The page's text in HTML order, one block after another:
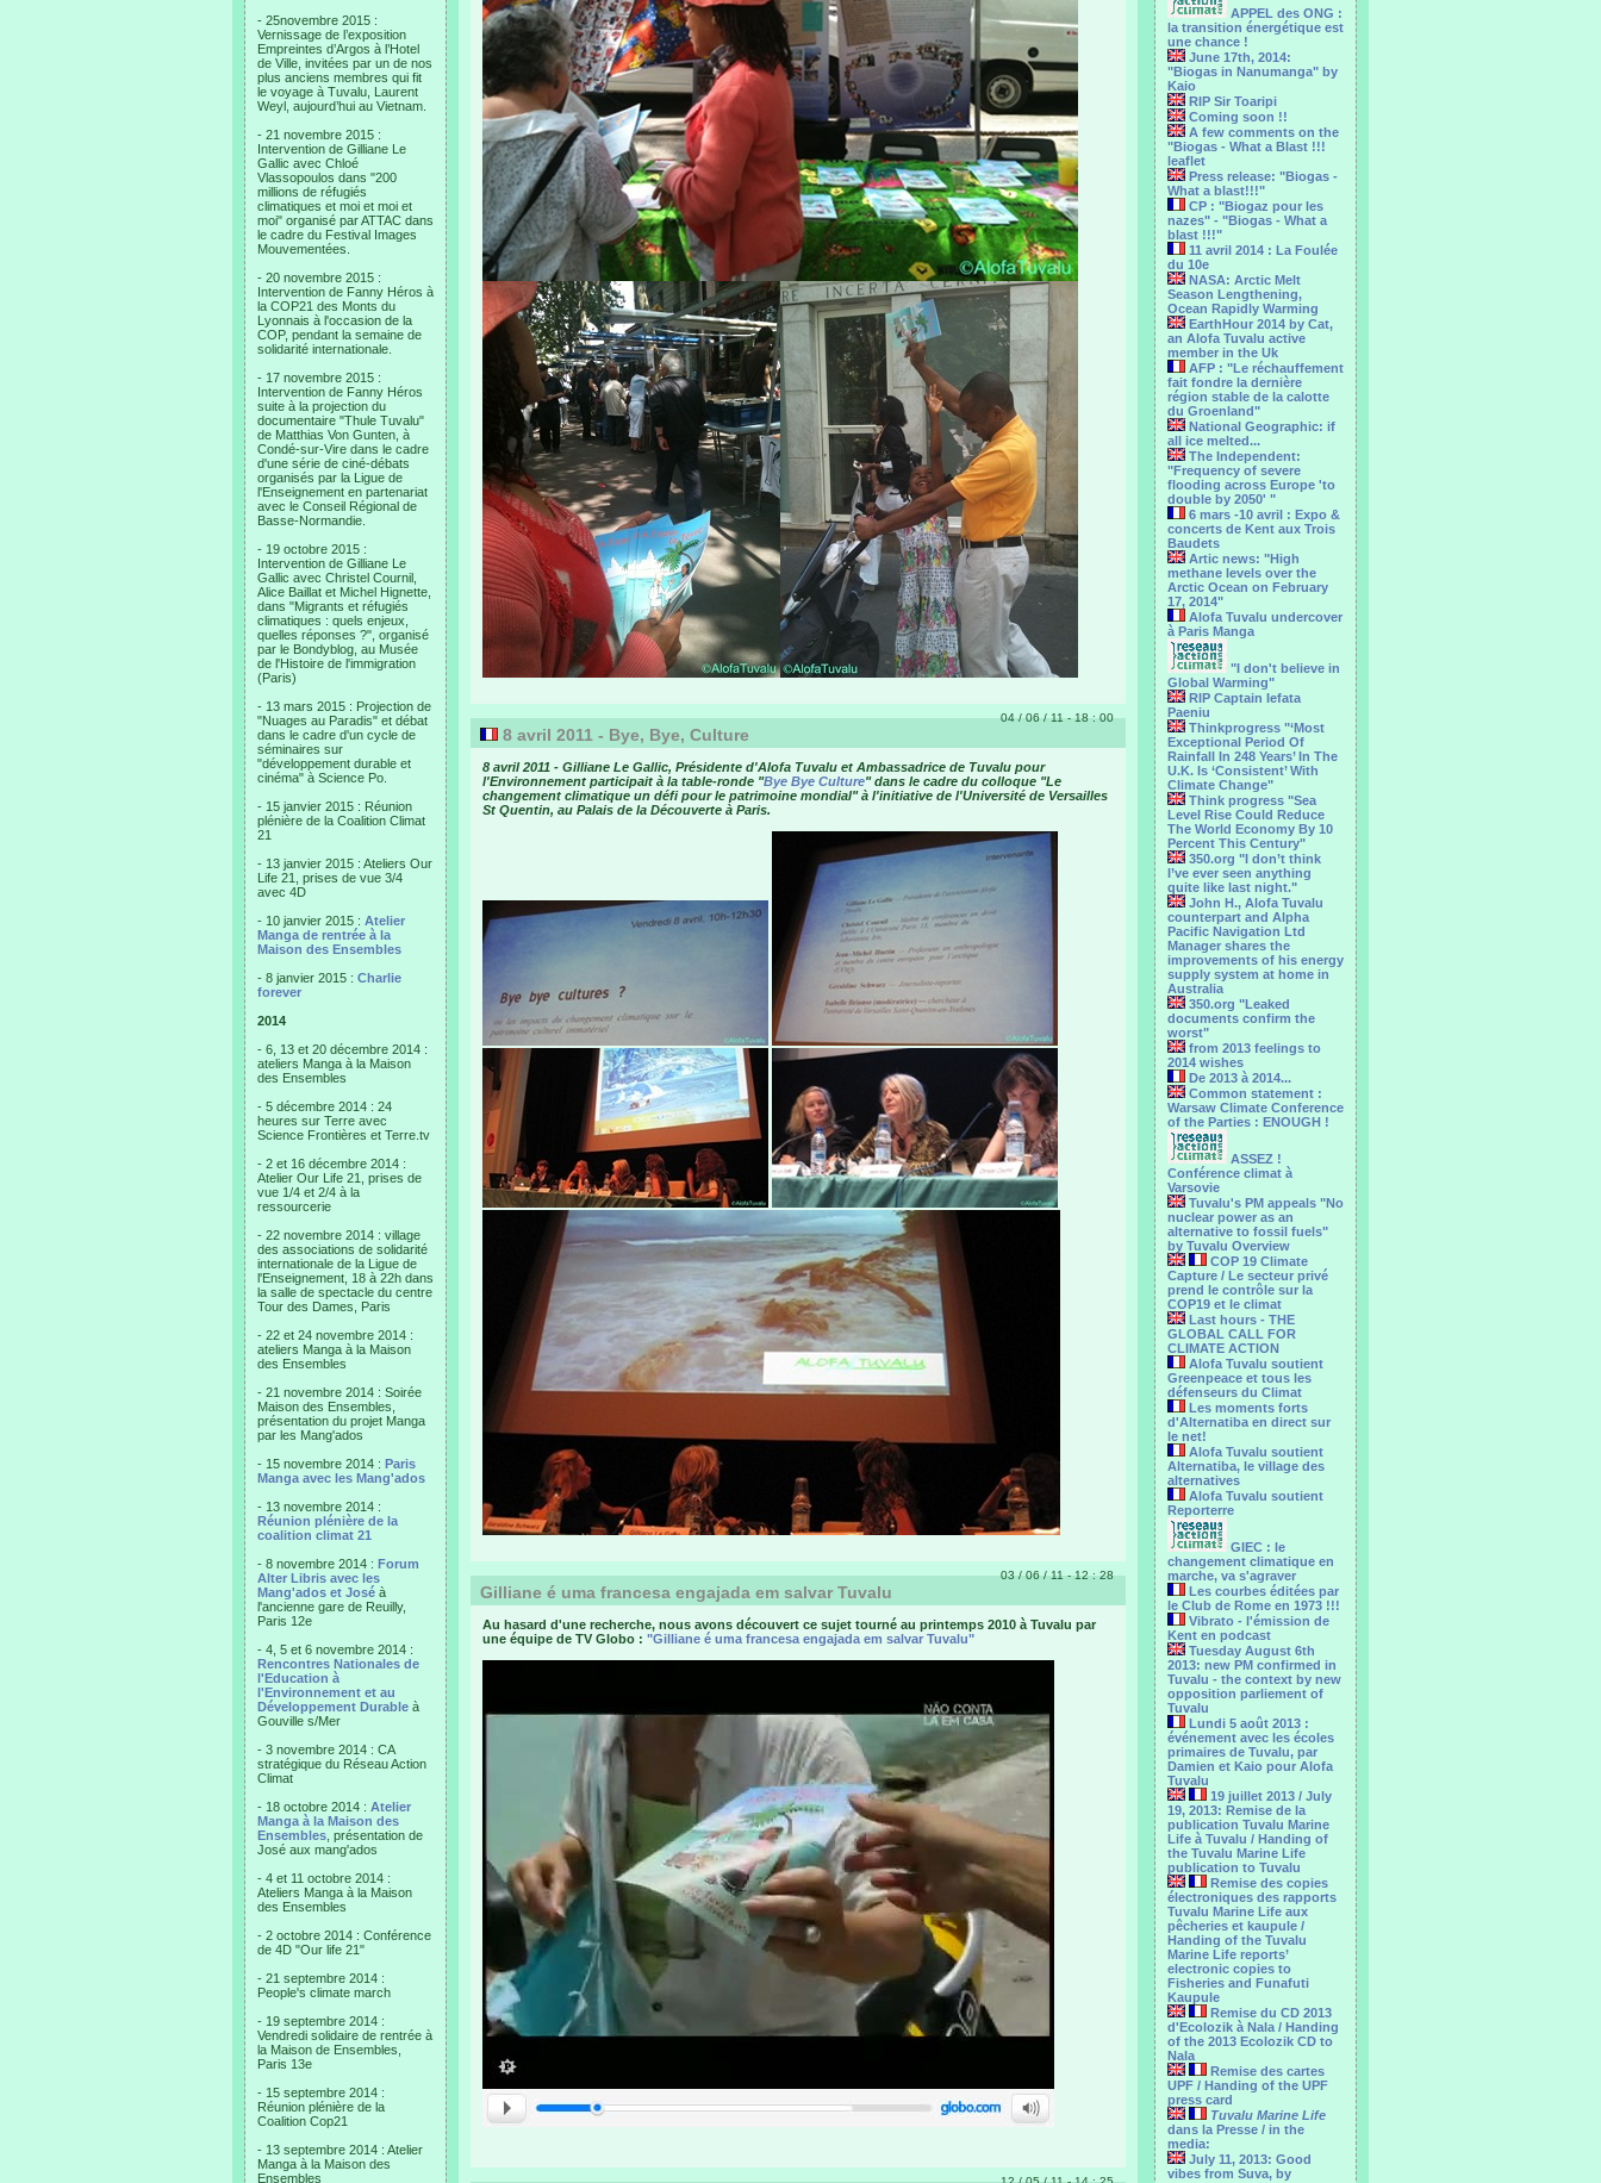
- 25novembre 2015 :
Vernissage de l’exposition
Empreintes d’Argos à l’Hotel
de Ville, invitées par un de nos
plus anciens membres qui fit
le voyage à Tuvalu, Laurent
Weyl, aujourd’hui au Vietnam.
- 21 novembre 2015 :
Intervention de Gilliane Le
Gallic avec Chloé
Vlassopoulos dans "200
millions de réfugiés
climatiques et moi et moi et
moi" organisé par ATTAC dans
le cadre du Festival Images
Mouvementées.
- 20 novembre 2015 :
Intervention de Fanny Héros à
la COP21 des Monts du
Lyonnais à l'occasion de la
COP, pendant la semaine de
solidarité internationale.
- 17 novembre 2015 :
Intervention de Fanny Héros
suite à la projection du
documentaire "Thule Tuvalu"
de Matthias Von Gunten, à
Condé-sur-Vire dans le cadre
d'une série de ciné-débats
organisés par la Ligue de
l'Enseignement en partenariat
avec le Conseil Régional de
Basse-Normandie.
- 19 octobre 2015 :
Intervention de Gilliane Le
Gallic avec Christel Cournil,
Alice Baillat et Michel Hignette,
dans "Migrants et réfugiés
climatiques : quels enjeux,
quelles réponses ?", organisé
par le Bondyblog, au Musée
de l'Histoire de l'immigration
(Paris)
- 13 mars 2015 : Projection de
"Nuages au Paradis" et débat
dans le cadre d'un cycle de
séminaires sur
"développement durable et
cinéma" à Science Po.
- 15 janvier 2015 : Réunion
plénière de la Coalition Climat
21
- 13 janvier 2015 : Ateliers Our
Life 21, prises de vue 3/4
avec 4D
- 10 janvier 2015 : Atelier
Manga de rentrée à la
Maison des Ensembles
- 8 janvier 2015 : Charlie
forever
2014
- 6, 13 et 20 décembre 2014 :
ateliers Manga à la Maison
des Ensembles
- 5 décembre 2014 : 24
heures sur Terre avec
Science Frontières et Terre.tv
- 2 et 16 décembre 2014 :
Atelier Our Life 21, prises de
vue 1/4 et 2/4 à la
ressourcerie
- 22 novembre 2014 : village
des associations de solidarité
internationale de la Ligue de
l'Enseignement, 18 à 22h dans
la salle de spectacle du centre
Tour des Dames, Paris
- 22 et 24 novembre 2014 :
ateliers Manga à la Maison
des Ensembles
- 21 novembre 2014 : Soirée
Maison des Ensembles,
présentation du projet Manga
par les Mang'ados
- 15 novembre 2014 : Paris
Manga avec les Mang'ados
- 13 novembre 2014 :
Réunion plénière de la
coalition climat 21
- 8 novembre 2014 : Forum
Alter Libris avec les
Mang'ados et José à
l'ancienne gare de Reuilly,
Paris 12e
- 4, 5 et 6 novembre 2014 :
Rencontres Nationales de
l'Education à
l'Environnement et au
Développement Durable à
Gouville s/Mer
- 3 novembre 2014 : CA
stratégique du Réseau Action
Climat
- 18 octobre 2014 : Atelier
Manga à la Maison des
Ensembles , présentation de
José aux mang'ados
- 4 et 11 octobre 2014 :
Ateliers Manga à la Maison
des Ensembles
- 2 octobre 2014 : Conférence
de 4D "Our life 21"
- 21 septembre 2014 :
People's climate march
- 19 septembre 2014 :
Vendredi solidaire de rentrée à
la Maison de Ensembles,
Paris 13e
- 15 septembre 2014 :
Réunion plénière de la
Coalition Cop21
- 13 septembre 2014 : Atelier
Manga à la Maison des
Ensembles
APPEL des ONG :
la transition énergétique est
une chance !
June 17th, 2014:
"Biogas in Nanumanga" by
Kaio
RIP Sir Toaripi
Coming soon !!
A few comments on the
"Biogas - What a Blast !!!
leaflet
Press release: "Biogas -
What a blast!!!"
CP : "Biogaz pour les
nazes" - "Biogas - What a
blast !!!"
11 avril 2014 : La Foulée
du 10e
NASA: Arctic Melt
Season Lengthening,
Ocean Rapidly Warming
EarthHour 2014 by Cat,
an Alofa Tuvalu active
member in the Uk
AFP : "Le réchauffement
fait fondre la dernière
région stable de la calotte
du Groenland"
National Geographic: if
all ice melted...
The Independent:
"Frequency of severe
flooding across Europe 'to
double by 2050' "
6 mars -10 avril : Expo &
concerts de Kent aux Trois
Baudets
Artic news: "High
methane levels over the
Arctic Ocean on February
17, 2014"
Alofa Tuvalu undercover
à Paris Manga
"I don't believe in
Global Warming"
RIP Captain Iefata
Paeniu
Thinkprogress "‘Most
Exceptional Period Of
Rainfall In 248 Years’ In The
U.K. Is ‘Consistent’ With
Climate Change"
Think progress "Sea
Level Rise Could Reduce
The World Economy By 10
Percent This Century"
350.org "I don’t think
I’ve ever seen anything
quite like last night."
John H., Alofa Tuvalu
counterpart and Alpha
Pacific Navigation Ltd
Manager shares the
improvements of his energy
supply system at home in
Australia
350.org "Leaked
documents confirm the
worst"
from 2013 feelings to
2014 wishes
De 2013 à 2014...
Common statement :
Warsaw Climate Conference
of the Parties : ENOUGH !
ASSEZ !
Conférence climat à
Varsovie
Tuvalu's PM appeals "No
nuclear power as an
alternative to fossil fuels"
by Tuvalu Overview
COP 19 Climate
Capture / Le secteur privé
prend le contrôle sur la
COP19 et le climat
Last hours - THE
GLOBAL CALL FOR
CLIMATE ACTION
Alofa Tuvalu soutient
Greenpeace et tous les
défenseurs du Climat
Les moments forts
d'Alternatiba en direct sur
le net!
Alofa Tuvalu soutient
Alternatiba, le village des
alternatives
Alofa Tuvalu soutient
Reporterre
GIEC : le
changement climatique en
marche, va s'agraver
Les courbes éditées par
le Club de Rome en 1973 !!!
Vibrato - l'émission de
Kent en podcast
Tuesday August 6th
2013: new PM confirmed in
Tuvalu - the context by new
opposition parliement of
Tuvalu
Lundi 5 août 2013 :
événement avec les écoles
primaires de Tuvalu, par
Damien et Kaio pour Alofa
Tuvalu
19 juillet 2013 / July
19, 2013: Remise de la
publication Tuvalu Marine
Life à Tuvalu / Handing of
the Tuvalu Marine Life
publication to Tuvalu
Remise des copies
électroniques des rapports
Tuvalu Marine Life aux
pêcheries et kaupule /
Handing of the Tuvalu
Marine Life reports’
electronic copies to
Fisheries and Funafuti
Kaupule
Remise du CD 2013
d'Ecolozik à Nala / Handing
of the 2013 Ecolozik CD to
Nala
Remise des cartes
UPF / Handing of the UPF
press card
Tuvalu Marine Life
dans la Presse / in the
media:
July 11, 2013: Good
vibes from Suva, by
04 / 06 / 11 - 18 : 00
8 avril 2011 - Bye, Bye, Culture
8 avril 2011 - Gilliane Le Gallic, Présidente d'Alofa Tuvalu et Ambassadrice de Tuvalu pour
l'Environnement participait à la table-ronde "Bye Bye Culture" dans le cadre du colloque "Le
changement climatique un défi pour le patrimoine mondial" à l'initiative de l'Université de Versailles
St Quentin, au Palais de la Découverte à Paris.
03 / 06 / 11 - 12 : 28
Gilliane é uma francesa engajada em salvar Tuvalu
Au hasard d'une recherche, nous avons découvert ce sujet tourné au printemps 2010 à Tuvalu par
une équipe de TV Globo : "Gilliane é uma francesa engajada em salvar Tuvalu"